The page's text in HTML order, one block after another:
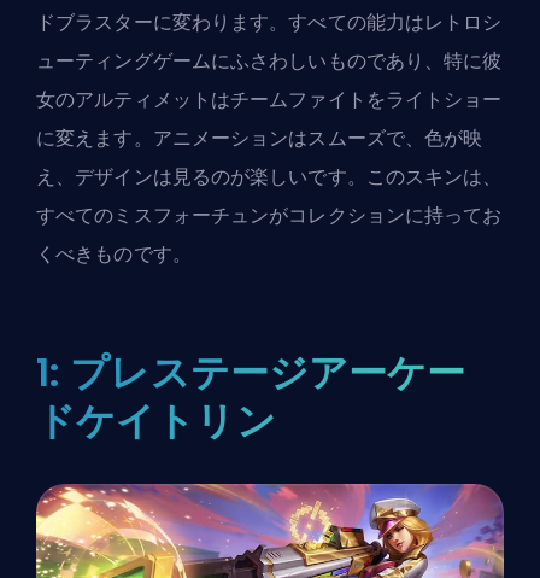
ドブラスターに変わります。すべての能力はレトロシ
ューティングゲームにふさわしいものであり、特に彼
女のアルティメットはチームファイトをライトショー
に変えます。アニメーションはスムーズで、色が映
え、デザインは見るのが楽しいです。このスキンは、
すべてのミスフォーチュンがコレクションに持ってお
くべきものです。
1: プレステージアーケー
ドケイトリン